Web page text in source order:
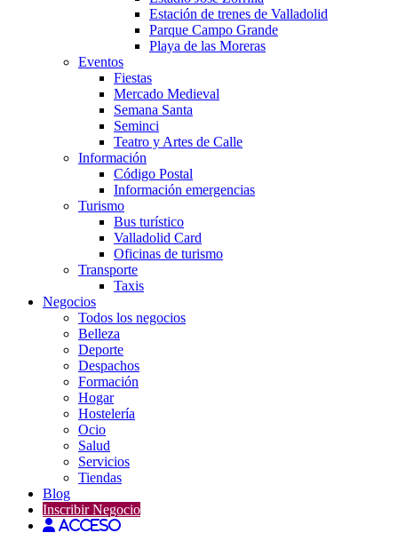
Estación de trenes de Valladolid
Parque Campo Grande
Playa de las Moreras
Eventos
Fiestas
Mercado Medieval
Semana Santa
Seminci
Teatro y Artes de Calle
Información
Código Postal
Información emergencias
Turismo
Bus turístico
Valladolid Card
Oficinas de turismo
Transporte
Taxis
Negocios
Todos los negocios
Belleza
Deporte
Despachos
Formación
Hogar
Hostelería
Ocio
Salud
Servicios
Tiendas
Blog
Inscribir Negocio
Acceso